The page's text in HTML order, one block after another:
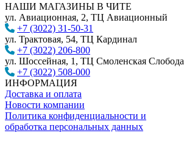
НАШИ МАГАЗИНЫ В ЧИТЕ
ул. Авиационная, 2, ТЦ Авиационный
+7 (3022) 31-50-31
ул. Трактовая, 54, ТЦ Кардинал
+7 (3022) 206-800
ул. Шоссейная, 1, ТЦ Смоленская Слобода
+7 (3022) 508-000
ИНФОРМАЦИЯ
Доставка и оплата
Новости компании
Политика конфиденциальности и
обработка персональных данных